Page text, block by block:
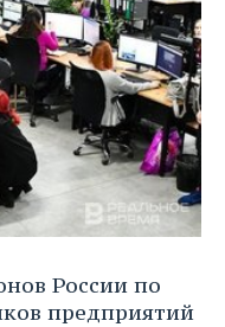
России по
предприятий